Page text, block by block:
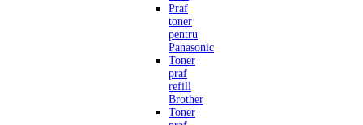
Praf
toner
pentru
Panasonic
Toner
praf
refill
Brother
Toner